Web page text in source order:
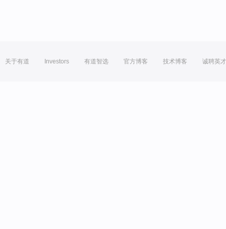
关于有道 Investors 有道智选 官方博客 技术博客 诚聘英才